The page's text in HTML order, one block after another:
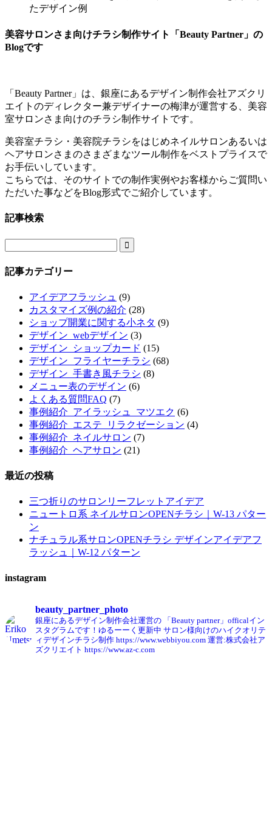
たデザイン例
美容サロンさま向けチラシ制作サイト「Beauty Partner」の
Blogです
「Beauty Partner」は、銀座にあるデザイン制作会社アズクリ
エイトのディレクター兼デザイナーの梅津が運営する、美容
室サロンさま向けのチラシ制作サイトです。
美容室チラシ・美容院チラシをはじめネイルサロンあるいは
ヘアサロンさまのさまざまなツール制作をベストプライスで
お手伝いしています。
こちらでは、そのサイトでの制作実例やお客様からご質問い
ただいた事などをBlog形式でご紹介しています。
記事検索

記事カテゴリー
アイデアフラッシュ (9)
カスタマイズ例の紹介 (28)
ショップ開業に関する小ネタ (9)
デザイン_webデザイン (3)
デザイン_ショップカード (15)
デザイン_フライヤーチラシ (68)
デザイン_手書き風チラシ (8)
メニュー表のデザイン (6)
よくある質問FAQ (7)
事例紹介_アイラッシュ_マツエク (6)
事例紹介_エステ_リラクゼーション (4)
事例紹介_ネイルサロン (7)
事例紹介_ヘアサロン (21)
最近の投稿
三つ折りのサロンリーフレットアイデア
ニュートロ系 ネイルサロンOPENチラシ｜W-13 パター
ン
ナチュラル系サロンOPENチラシ デザインアイデアフ
ラッシュ｜W-12 パターン
instagram
beauty_partner_photo
銀座にあるデザイン制作会社運営の 「Beauty partner」officalイン
スタグラムです！ゆるーーく更新中 サロン様向けのハイクオリテ
ィデザインチラシ制作 https://www.webbiyou.com 運営:株式会社ア
ズクリエイト https://www.az-c.com